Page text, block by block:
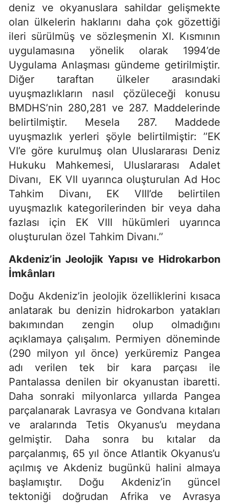
deniz ve okyanuslara sahildar gelişmekte
olan ülkelerin haklarını daha çok gözettiği
ileri sürülmüş ve sözleşmenin XI. Kısmının
uygulamasına yönelik olarak 1994’de
Uygulama Anlaşması gündeme getirilmiştir.
Diğer taraftan ülkeler arasındaki
uyuşmazlıkların nasıl çözüleceği konusu
BMDHS’nin 280,281 ve 287. Maddelerinde
belirtilmiştir. Mesela 287. Maddede
uyuşmazlık yerleri şöyle belirtilmiştir: ’’EK
VI’e göre kurulmuş olan Uluslararası Deniz
Hukuku Mahkemesi, Uluslararası Adalet
Divanı, EK VII uyarınca oluşturulan Ad Hoc
Tahkim Divanı, EK VIII’de belirtilen
uyuşmazlık kategorilerinden bir veya daha
fazlası için EK VIII hükümleri uyarınca
oluşturulan özel Tahkim Divanı.’’
Akdeniz’in Jeolojik Yapısı ve Hidrokarbon
İmkânları
Doğu Akdeniz’in jeolojik özelliklerini kısaca
anlatarak bu denizin hidrokarbon yatakları
bakımından zengin olup olmadığını
açıklamaya çalışalım. Permiyen döneminde
(290 milyon yıl önce) yerküremiz Pangea
adı verilen tek bir kara parçası ile
Pantalassa denilen bir okyanustan ibaretti.
Daha sonraki milyonlarca yıllarda Pangea
parçalanarak Lavrasya ve Gondvana kıtaları
ve aralarında Tetis Okyanus’u meydana
gelmiştir. Daha sonra bu kıtalar da
parçalanmış, 65 yıl önce Atlantik Okyanus’u
açılmış ve Akdeniz bugünkü halini almaya
başlamıştır. Doğu Akdeniz’in güncel
tektoniği doğrudan Afrika ve Avrasya